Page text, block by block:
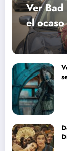
Ver
el